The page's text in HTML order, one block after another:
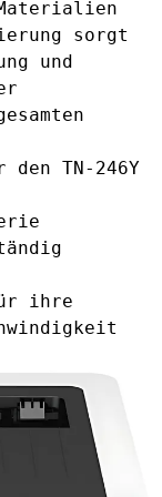
sorgt
und
TN-246Y
ihre